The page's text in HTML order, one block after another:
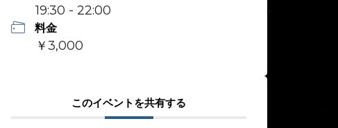
19:30 - 22:00
料金
￥3,000
このイベントを共有する